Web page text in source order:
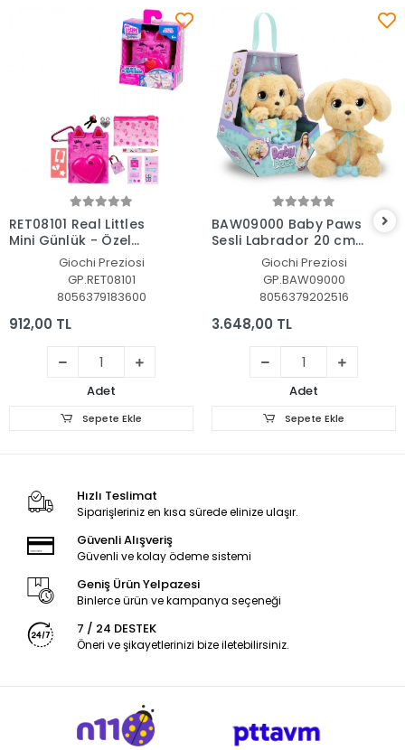
RET08101 Real Littles
Mini Günlük - Özel
fiyatlı ürünGiochi Preziosi
GP.RET08101
8056379183600
912,00 TL
Adet
Sepete Ekle
BAW09000 Baby Paws
Sesli Labrador 20 cm
Giochi Preziosi
GP.BAW09000
8056379202516
3.648,00 TL
Adet
Sepete Ekle
Hızlı Teslimat
Siparişleriniz en kısa sürede elinize ulaşır.
Güvenli Alışveriş
Güvenli ve kolay ödeme sistemi
Geniş Ürün Yelpazesi
Binlerce ürün ve kampanya seçeneği
7 / 24 DESTEK
Öneri ve şikayetlerinizi bize iletebilirsiniz.